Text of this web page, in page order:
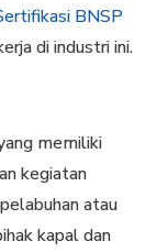
BNSP
di industri ini.
memiliki
kegiatan
atau
kapal dan